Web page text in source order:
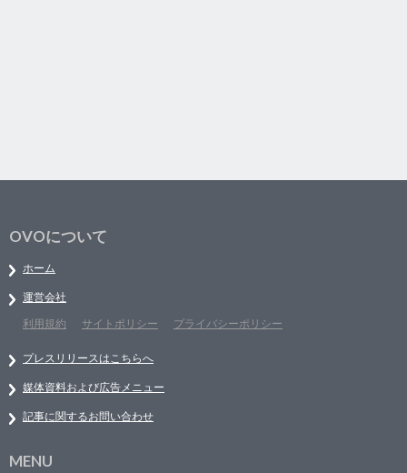
OVOについて
ホーム
運営会社
利用規約
サイトポリシー プライバシーポリシー
プレスリリースはこちらへ
媒体資料および広告メニュー
記事に関するお問い合わせ
MENU